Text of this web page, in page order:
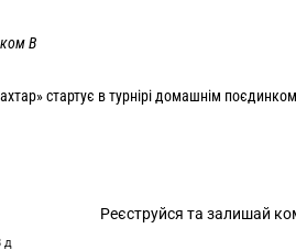
В
стартує в турнірі домашнім